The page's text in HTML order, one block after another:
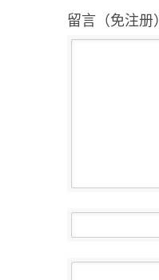
留言（免注册）